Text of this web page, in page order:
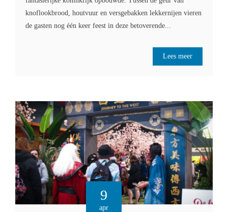
knoflookbrood, houtvuur en versgebakken lekkernijen vieren
de gasten nog één keer feest in deze betoverende...
Lees meer
9
apr